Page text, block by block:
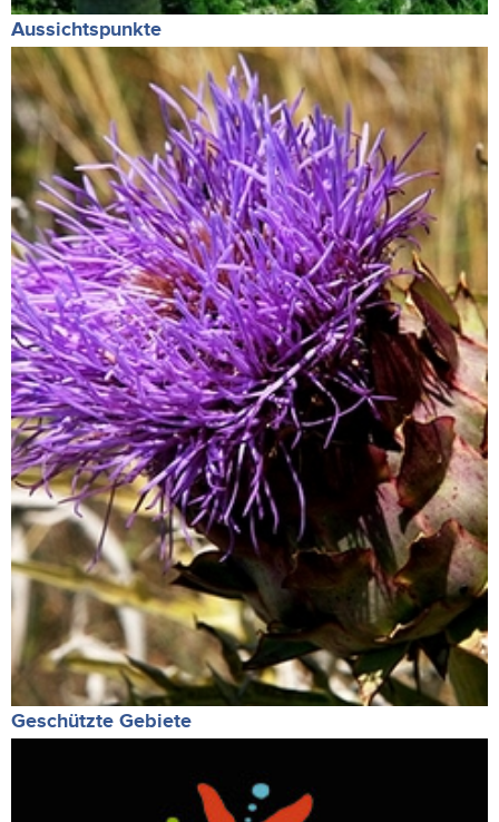
Aussichtspunkte
Geschützte Gebiete